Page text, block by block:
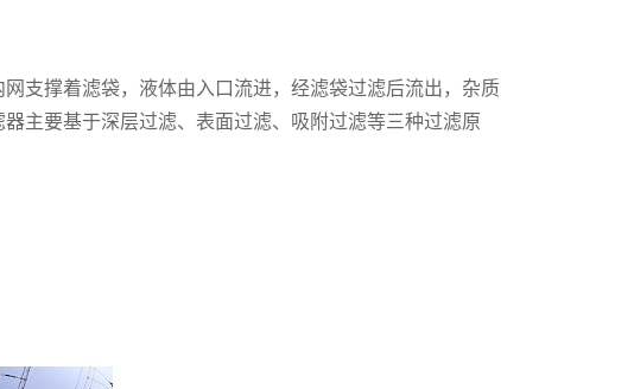
支撑着滤袋，液体由入口流进，经滤袋过滤后流出，杂质
主要基于深层过滤、表面过滤、吸附过滤等三种过滤原